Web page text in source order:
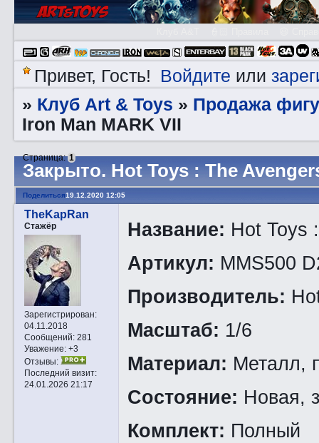
Привет, Гость! Войдите или
» Клуб Art & Toys » Продажа
Iron Man MARK VII
Закрытo. Hot Toys : The
Страница:1
Поделиться19.12.2020 12:05
TheKapRan
Стажёр
Зарегистрирован:
04.11.2018
Сообщений:281
Уважение: +3
Отзывы:
Последний визит:
24.01.2026 21:17
Название: Hot Toys
Артикул: MMS500
Производитель:
Масштаб: 1/6
Материал: Металл,
Состояние: Новая,
Комплект: Полный